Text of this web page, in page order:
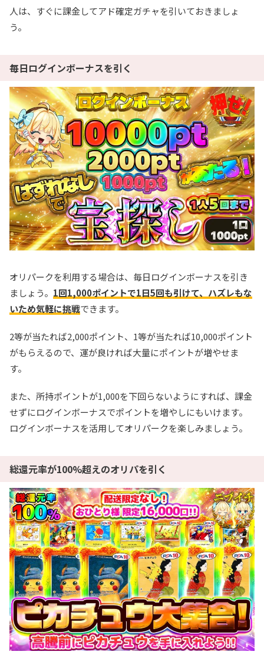
人は、すぐに課金してアド確定ガチャを引いておきましょ
う。
毎日ログインボーナスを引く
オリパークを利用する場合は、毎日ログインボーナスを引き
ましょう。 1回1,000ポイントで1日5回も引けて、ハズレもな
いため気軽に挑戦できます。
2等が当たれば2,000ポイント、1等が当たれば10,000ポイント
がもらえるので、運が良ければ大量にポイントが増やせま
す。
また、所持ポイントが1,000を下回らないようにすれば、課金
せずにログインボーナスでポイントを増やしにもいけます。
ログインボーナスを活用してオリパークを楽しみましょう。
総還元率が100%超えのオリパを引く